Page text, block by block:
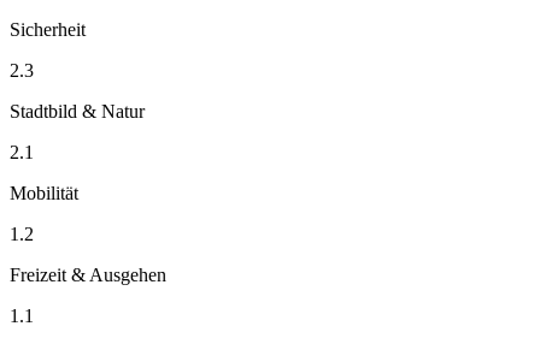
Sicherheit
2.3
Stadtbild & Natur
2.1
Mobilität
1.2
Freizeit & Ausgehen
1.1